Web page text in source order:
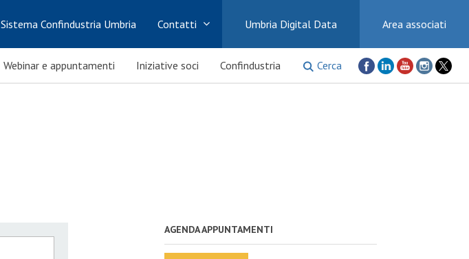
Sistema Confindustria Umbria Contatti Umbria Digital Data Area associati
Webinar e appuntamenti Iniziative soci Confindustria Cerca
AGENDA APPUNTAMENTI